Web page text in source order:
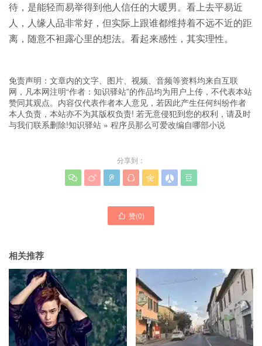
待，是能轻而易举得到他人信任的大暖男。看上去平易近
人，人缘人品非常好，但实际上跟谁都维持着不远不近的距
离，随意不袒露心里的想法。看起来感性，其实理性。
免责声明：文章内的文字、图片、视频、音频等资料均来自互联
网，凡本网注明“作者：知识驿站”的作品均为用户上传，不代表本站
赞同其观点。内容仅代表作者本人意见，若因此产生任何纠纷作者
本人负责，本站亦不为其版权负责! 若无意侵犯到您的权利，请及时
与我们联系删除!知识驿站 » 程序员那么可爱改编自哪部小说
分享到：
      
 赞(0)
相关推荐